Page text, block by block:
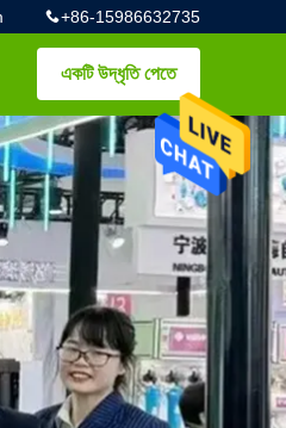
+86-15986632735
একটি উদ্ধৃতি পেতে